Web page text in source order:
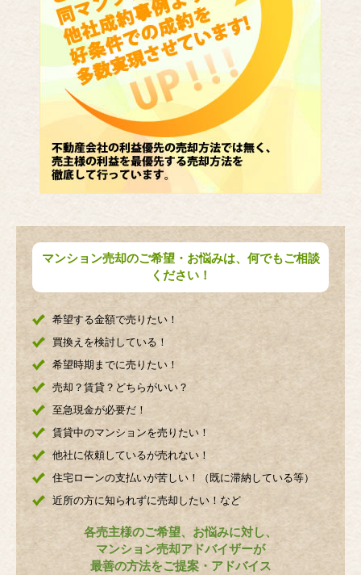
マンション売却のご希望・お悩みは、何でもご相談
ください！
希望する金額で売りたい！
買換えを検討している！
希望時期までに売りたい！
売却？賃貸？どちらがいい？
至急現金が必要だ！
賃貸中のマンションを売りたい！
他社に依頼しているが売れない！
住宅ローンの支払いが苦しい！（既に滞納している等）
近所の方に知られずに売却したい！など
各売主様のご希望、お悩みに対し、
マンション売却アドバイザーが
最善の方法をご提案・アドバイス